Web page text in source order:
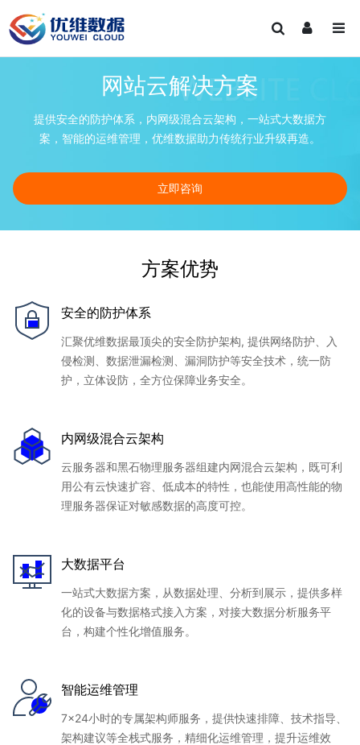
网站云解决方案
提供安全的防护体系，内网级混合云架构，一站式大数据方
案，智能的运维管理，优维数据助力传统行业升级再造。
立即咨询
方案优势
安全的防护体系
汇聚优维数据最顶尖的安全防护架构, 提供网络防护、入
侵检测、数据泄漏检测、漏洞防护等安全技术，统一防
护，立体设防，全方位保障业务安全。
内网级混合云架构
云服务器和黑石物理服务器组建内网混合云架构，既可利
用公有云快速扩容、低成本的特性，也能使用高性能的物
理服务器保证对敏感数据的高度可控。
大数据平台
一站式大数据方案，从数据处理、分析到展示，提供多样
化的设备与数据格式接入方案，对接大数据分析服务平
台，构建个性化增值服务。
智能运维管理
7x24小时的专属架构师服务，提供快速排障、技术指导、
架构建议等全栈式服务，精细化运维管理，提升运维效